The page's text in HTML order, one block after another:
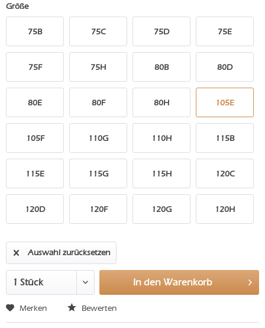
Größe
75B 75C 75D 75E
75F 75H 80B 80D
80E 80F 80H 105E
105F 110G 110H 115B
115E 115G 115H 120C
120D 120F 120G 120H
Auswahl zurücksetzen
In den Warenkorb
Merken Bewerten